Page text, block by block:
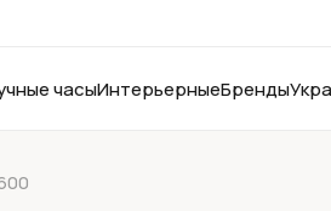
часыИнтерьерныеБренды